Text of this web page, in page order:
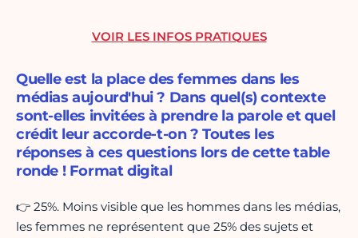
Quelle est la place des femmes dans les
médias aujourd'hui ? Dans quel(s) contexte
sont-elles invitées à prendre la parole et quel
crédit leur accorde-t-on ? Toutes les
réponses à ces questions lors de cette table
ronde ! Format digital
👉 25%. Moins visible que les hommes dans les médias,
les femmes ne représentent que 25% des sujets et
VOIR LES INFOS PRATIQUES